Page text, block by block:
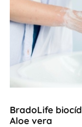
BradoLife
Aloe vera